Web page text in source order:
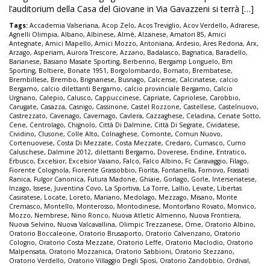
l’auditorium della Casa del Giovane in Via Gavazzeni si terrà […]
Tags: Accademia Valseriana, Acop Zelo, Acos Treviglio, Acov Verdello, Adrarese,
Agnelli Olimpia, Albano, Albinese, Almè, Alzanese, Amatori 85, Amici
Antegnate, Amici Mapello, Amici Mozzo, Antoniana, Ardesio, Ares Redona, Arx,
Arzago, Asperiam, Aurora Trescore, Azzano, Badalasco, Bagnatica, Baradello,
Barianese, Basiano Masate Sporting, Berbenno, Bergamp Longuelo, Bm
Sporting, Boltiere, Bonate 1951, Borgolombardo, Bornato, Brembatese,
Brembillese, Brembo, Brignanese, Busnago, Calcense, Calcinatese, calcio
Bergamo, calcio dilettanti Bergamo, calcio provinciale Bergamo, Calcio
Urgnano, Calepio, Calusco, Cappuccinese, Capriate, Capriolese, Carobbio,
Carugate, Casazza, Casnigo, Cassinone, Castel Rozzone, Castellese, Castelnuovo,
Castrezzato, Cavenago, Cavernago, Cavlera, Cazzaghese, Celadina, Cenate Sotto,
Cene, Centrolago, Chignolo, Città Di Dalmine, Città Di Segrate, Cividatese,
Cividino, Clusone, Colle Alto, Colnaghese, Comonte, Comun Nuovo,
Cortenuovese, Costa Di Mezzate, Costa Mezzate, Credaro, Curnasco, Curno
Caluschese, Dalmine 2012, dilettanti Bergamo, Doverese, Endine, Entratico,
Erbusco, Excelsior, Excelsior Vaiano, Falco, Falco Albino, Fc Caravaggio, Filago,
Fiorente Colognola, Fiorente Grassobbio, Fiorita, Fontanella, Fornovo, Frassati
Ranica, Fulgor Canonica, Futura Madone, Ghiaie, Gorlago, Gorle, Interseriatese,
Inzago, Issese, Juventina Covo, La Sportiva, La Torre, Lallio, Levate, Libertas
Casiratese, Locate, Loreto, Mariano, Medolago, Mezzago, Misano, Monte
Cremasco, Montello, Monterosso, Montodinese, Montorfano Rovato, Monvico,
Mozzo, Nembrese, Nino Ronco, Nuova Atletic Almenno, Nuova Frontiera,
Nuova Selvino, Nuova Valcavallina, Olimpic Trezzanese, Ome, Oratorio Albino,
Oratorio Boccaleone, Oratorio Brusaporto, Oratorio Calvenzano, Oratorio
Cologno, Oratorio Costa Mezzate, Oratorio Leffe, Oratorio Maclodio, Oratorio
Malpensata, Oratorio Mozzanica, Oratorio Sabbioni, Oratorio Stezzano,
Oratorio Verdello, Oratorio Villaggio Degli Sposi, Oratorio Zandobbio, Ordival,